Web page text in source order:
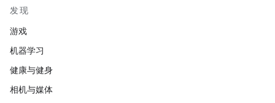
发现
游戏
机器学习
健康与健身
相机与媒体